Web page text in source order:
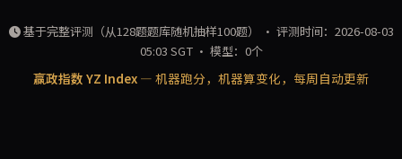
基于完整评测（从128题题库随机抽样100题） · 评测时间：2026-08-03
05:03 SGT · 模型：0个
赢政指数 YZ Index — 机器跑分，机器算变化，每周自动更新